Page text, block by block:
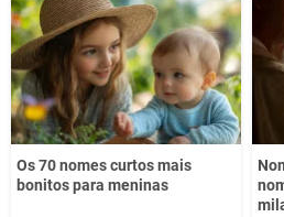
Os 70 nomes curtos mais
bonitos para meninas